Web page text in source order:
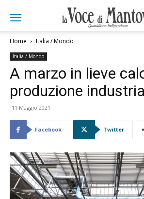
Home Italia / Mondo
Italia / Mondo
A marzo in lieve
produzione
11 Maggio 2021
Facebook Twitter